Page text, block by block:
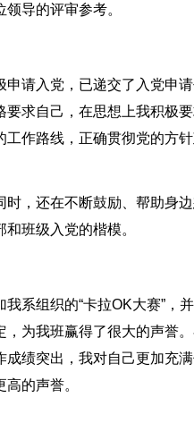
导的评审参考。
申请入党，已递交了入党申
要求自己，在思想上我积极
工作路线，正确贯彻党的方
时，还在不断鼓励、帮助身
班级入党的楷模。
我系组织的“卡拉OK大赛”，
为我班赢得了很大的声誉
成绩突出，我对自己更加充
的声誉。